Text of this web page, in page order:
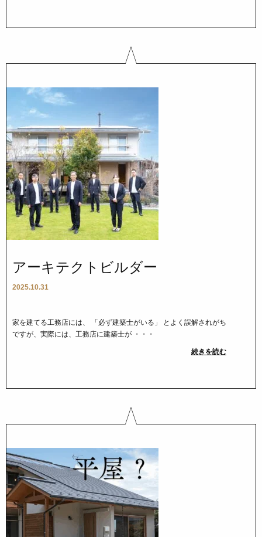
アーキテクトビルダー
2025.10.31
家を建てる工務店には、 「必ず建築士がいる」 とよく誤解されがち
ですが、実際には、工務店に建築士が ・・・
続きを読む